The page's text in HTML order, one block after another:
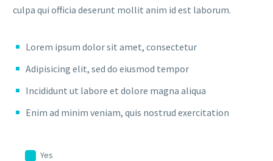
culpa qui officia deserunt mollit anim id est laborum.
Lorem ipsum dolor sit amet, consectetur
Adipisicing elit, sed do eiusmod tempor
Incididunt ut labore et dolore magna aliqua
Enim ad minim veniam, quis nostrud exercitation
Yes